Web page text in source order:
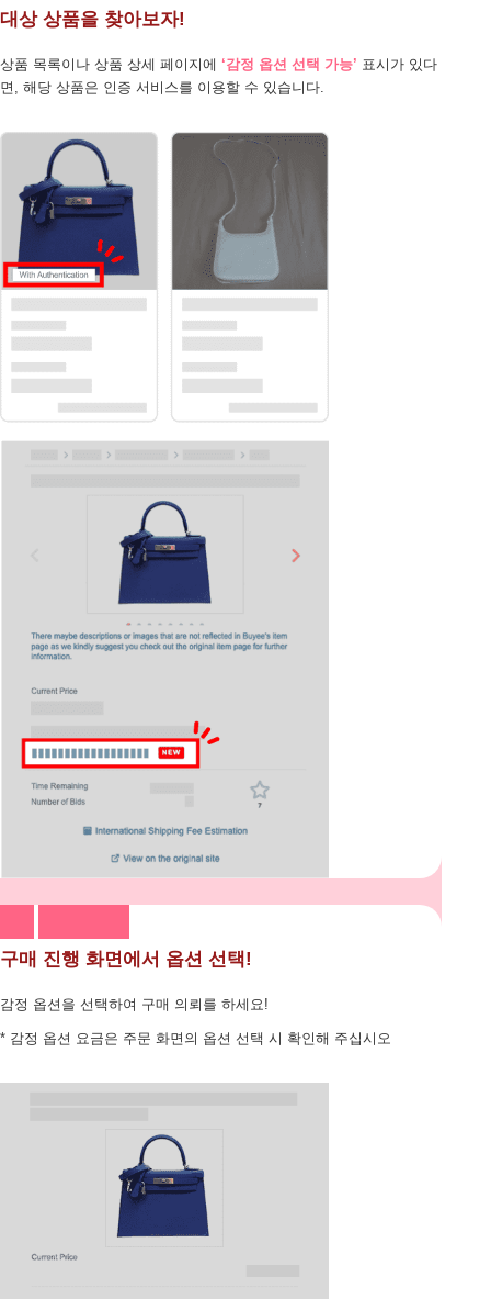
대상 상품을 찾아보자!
상품 목록이나 상품 상세 페이지에 ‘감정 옵션 선택 가능’ 표시가 있다
면, 해당 상품은 인증 서비스를 이용할 수 있습니다.
구매 진행 화면에서 옵션 선택!
감정 옵션을 선택하여 구매 의뢰를 하세요!
* 감정 옵션 요금은 주문 화면의 옵션 선택 시 확인해 주십시오